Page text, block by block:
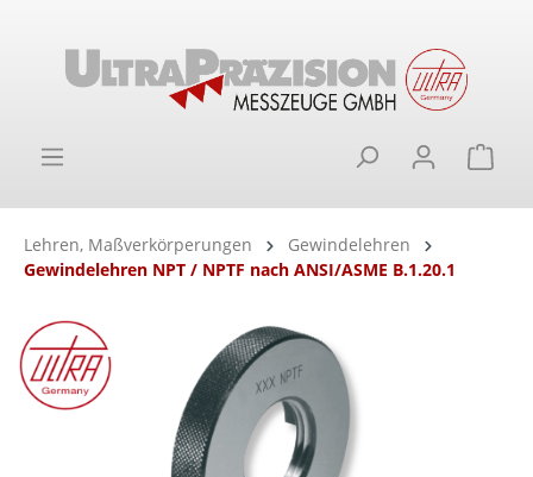
Lehren, Maßverkörperungen
Gewindelehren
Gewindelehren NPT / NPTF nach ANSI/ASME B.1.20.1
Bildergalerie überspringen